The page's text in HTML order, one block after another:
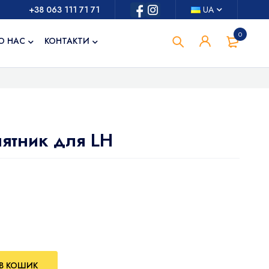
UA
+38 063 111 71 71
0
НАС КОНТАКТИ
для LH
КОШИК